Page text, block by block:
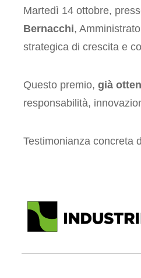
Martedì 14 ottobre,
Bernacchi,
strategica di crescita e
Questo premio, già
responsabilità,
Testimonianza concreta